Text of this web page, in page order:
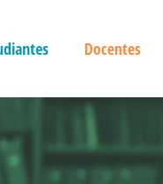
Docentes